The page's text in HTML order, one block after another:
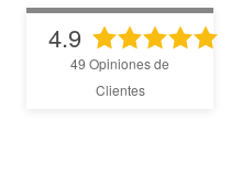
4.9
49 Opiniones de
Clientes